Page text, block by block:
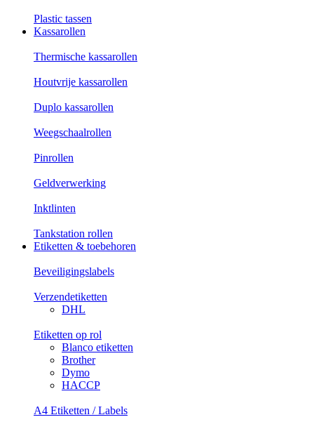
Plastic tassen
Kassarollen
Thermische kassarollen
Houtvrije kassarollen
Duplo kassarollen
Weegschaalrollen
Pinrollen
Geldverwerking
Inktlinten
Tankstation rollen
Etiketten & toebehoren
Beveiligingslabels
Verzendetiketten
DHL
Etiketten op rol
Blanco etiketten
Brother
Dymo
HACCP
A4 Etiketten / Labels